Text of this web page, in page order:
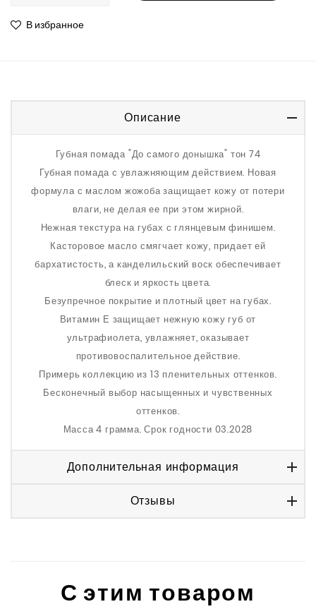
В избранное
Описание
Губная помада "До самого донышка" тон 74
Губная помада с увлажняющим действием. Новая
формула с маслом жожоба защищает кожу от потери
влаги, не делая ее при этом жирной.
Нежная текстура на губах с глянцевым финишем.
Касторовое масло смягчает кожу, придает ей
бархатистость, а канделильский воск обеспечивает
блеск и яркость цвета.
Безупречное покрытие и плотный цвет на губах.
Витамин Е защищает нежную кожу губ от
ультрафиолета, увлажняет, оказывает
противовоспалительное действие.
Примерь коллекцию из 13 пленительных оттенков.
Бесконечный выбор насыщенных и чувственных
оттенков.
Масса 4 грамма. Срок годности 03.2028
Дополнительная информация
Отзывы
С этим товаром